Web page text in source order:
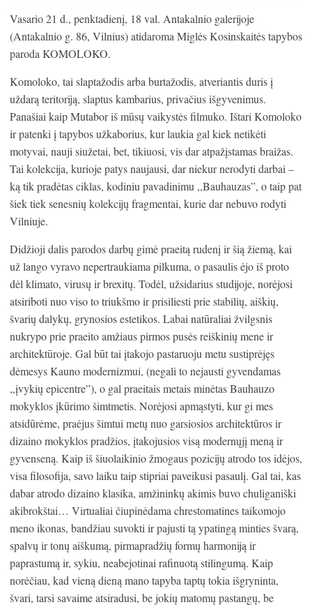
Vasario 21 d., penktadienį, 18 val. Antakalnio galerijoje
(Antakalnio g. 86, Vilnius) atidaroma Miglės Kosinskaitės tapybos
paroda KOMOLOKO.
Komoloko, tai slaptažodis arba burtažodis, atveriantis duris į
uždarą teritoriją, slaptus kambarius, privačius išgyvenimus.
Panašiai kaip Mutabor iš mūsų vaikystės filmuko. Ištari Komoloko
ir patenki į tapybos užkaborius, kur laukia gal kiek netikėti
motyvai, nauji siužetai, bet, tikiuosi, vis dar atpažįstamas braižas.
Tai kolekcija, kurioje patys naujausi, dar niekur nerodyti darbai –
ką tik pradėtas ciklas, kodiniu pavadinimu ,,Bauhauzas”, o taip pat
šiek tiek senesnių kolekcijų fragmentai, kurie dar nebuvo rodyti
Vilniuje.
Didžioji dalis parodos darbų gimė praeitą rudenį ir šią žiemą, kai
už lango vyravo nepertraukiama pilkuma, o pasaulis ėjo iš proto
dėl klimato, virusų ir brexitų. Todėl, užsidarius studijoje, norėjosi
atsiriboti nuo viso to triukšmo ir prisiliesti prie stabilių, aiškių,
švarių dalykų, grynosios estetikos. Labai natūraliai žvilgsnis
nukrypo prie praeito amžiaus pirmos pusės reiškinių mene ir
architektūroje. Gal būt tai įtakojo pastaruoju metu sustiprėjęs
dėmesys Kauno modernizmui, (negali to nejausti gyvendamas
,,įvykių epicentre”), o gal praeitais metais minėtas Bauhauzo
mokyklos įkūrimo šimtmetis. Norėjosi apmąstyti, kur gi mes
atsidūrėme, praėjus šimtui metų nuo garsiosios architektūros ir
dizaino mokyklos pradžios, įtakojusios visą modernųjį meną ir
gyvenseną. Kaip iš šiuolaikinio žmogaus pozicijų atrodo tos idėjos,
visa filosofija, savo laiku taip stipriai paveikusi pasaulį. Gal tai, kas
dabar atrodo dizaino klasika, amžininkų akimis buvo chuliganiški
akibrokštai… Virtualiai čiupinėdama chrestomatines taikomojo
meno ikonas, bandžiau suvokti ir pajusti tą ypatingą minties švarą,
spalvų ir tonų aiškumą, pirmapradžių formų harmoniją ir
paprastumą ir, sykiu, neabejotinai rafinuotą stilingumą. Kaip
norėčiau, kad vieną dieną mano tapyba taptų tokia išgryninta,
švari, tarsi savaime atsiradusi, be jokių matomų pastangų, be